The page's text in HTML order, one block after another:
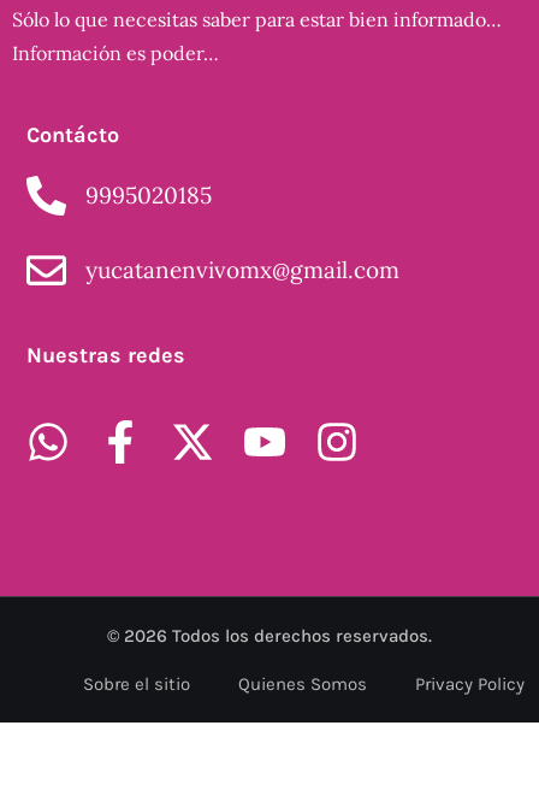
Sólo lo que necesitas saber para estar bien informado…
Información es poder…
Contácto
9995020185
yucatanenvivomx@gmail.com
Nuestras redes
© 2026 Todos los derechos reservados.
Sobre el sitio Quienes Somos Privacy Policy